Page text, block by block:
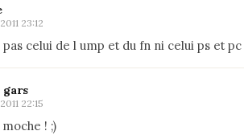
23:12
pas celui de l ump et du fn ni celui ps et pc
22:15
! ;)